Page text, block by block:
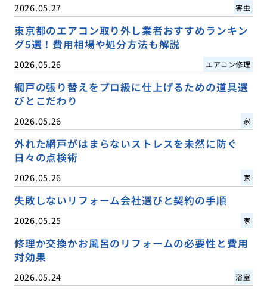
2026.05.27 害虫
東京都のエアコン取り外し業者おすすめランキン
グ5選！費用相場や処分方法も解説
2026.05.26 エアコン修理
網戸の張り替えをプロ級に仕上げるための道具選
びとこだわり
2026.05.26 家
外れた網戸がはまらないストレスを未然に防ぐ
日々の点検術
2026.05.26 家
失敗しないリフォーム会社選びと契約の手順
2026.05.25 家
修理か交換かお風呂のリフォームの必要性と費用
対効果
2026.05.24 浴室